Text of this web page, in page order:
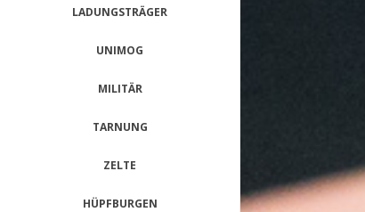
LADUNGSTRÄGER
UNIMOG
MILITÄR
TARNUNG
ZELTE
HÜPFBURGEN